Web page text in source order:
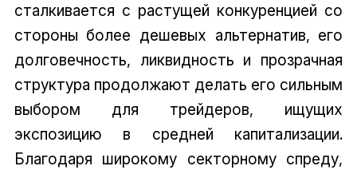
сталкивается с растущей конкуренцией со
стороны более дешевых альтернатив, его
долговечность, ликвидность и прозрачная
структура продолжают делать его сильным
выбором для трейдеров, ищущих
экспозицию в средней капитализации.
Благодаря широкому секторному спреду,